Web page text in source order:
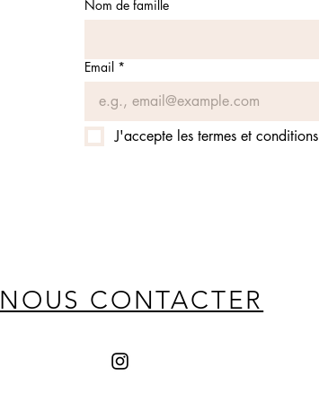
Nom de famille
Email *
J'accepte les termes et conditions
NOUS CONTACTER